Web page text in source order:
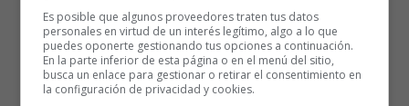
Es posible que algunos proveedores traten tus datos
personales en virtud de un interés legítimo, algo a lo que
puedes oponerte gestionando tus opciones a continuación.
En la parte inferior de esta página o en el menú del sitio,
busca un enlace para gestionar o retirar el consentimiento en
la configuración de privacidad y cookies.